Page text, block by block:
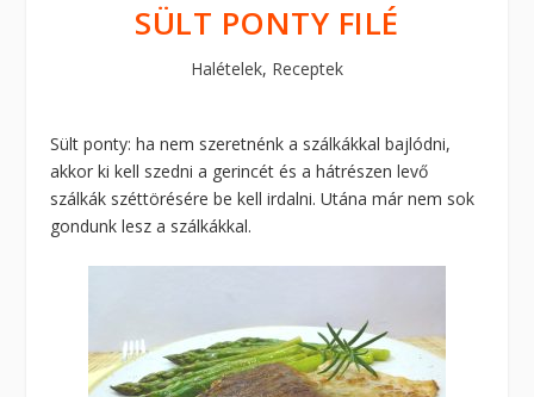
SÜLT PONTY FILÉ
Halételek, Receptek
Sült ponty: ha nem szeretnénk a szálkákkal bajlódni,
akkor ki kell szedni a gerincét és a hátrészen levő
szálkák széttörésére be kell irdalni. Utána már nem sok
gondunk lesz a szálkákkal.